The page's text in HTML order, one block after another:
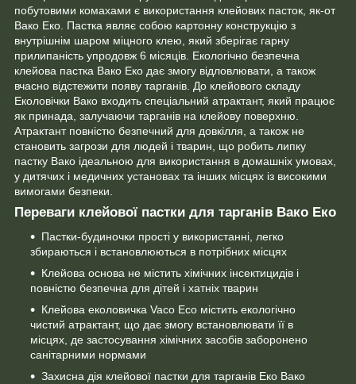
побутовими комахами є використання клейових пасток, як-от
Вако Еко. Пастка являє собою картонну конструкцію з
внутрішнім шаром міцного клею, який зберігає гарну
прилипаність упродовж 6 місяців. Екологічно безпечна
клейова пастка Вако Еко дає змогу відловлювати, а також
вчасно відстежити появу тарганів. До клейового складу
Еколовічки Вако входить спеціальний атрактант, який працює
як принада, залучаючи тарганів на клейову поверхню.
Атрактант повністю безпечний для довкілля, а також не
становить загрози для людей і тварин, що робить липку
пастку Вако ідеальною для використання в домашніх умовах,
у дитячих і медичних установах та інших місцях із високими
вимогами безпеки.
Переваги клейової пастки для тарганів Вако Еко
Пастки-будиночки прості у використанні, легко
збираються і встановлюються в потрібних місцях
Клейова основа не містить хімічних інсектицидів і
повністю безпечна для дітей і хатніх тварин
Клейова еколовичка Vaco Eco містить екологічно
чистий атрактант, що дає змогу встановлювати її в
місцях, де застосування хімічних засобів заборонено
санітарними нормами
Захисна дія клейової пастки для тарганів Еко Вако